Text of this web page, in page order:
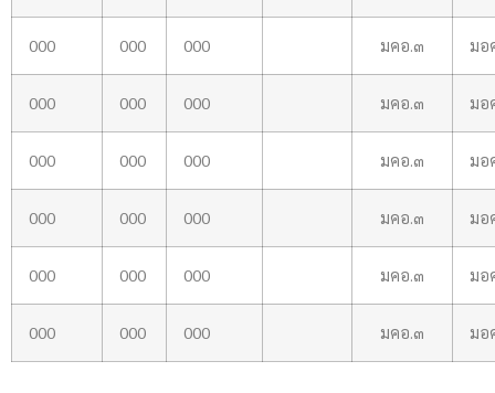
000 000 000 มคอ.๓ มอ
000 000 000 มคอ.๓ มอ
000 000 000 มคอ.๓ มอ
000 000 000 มคอ.๓ มอ
000 000 000 มคอ.๓ มอ
000 000 000 มคอ.๓ มอ